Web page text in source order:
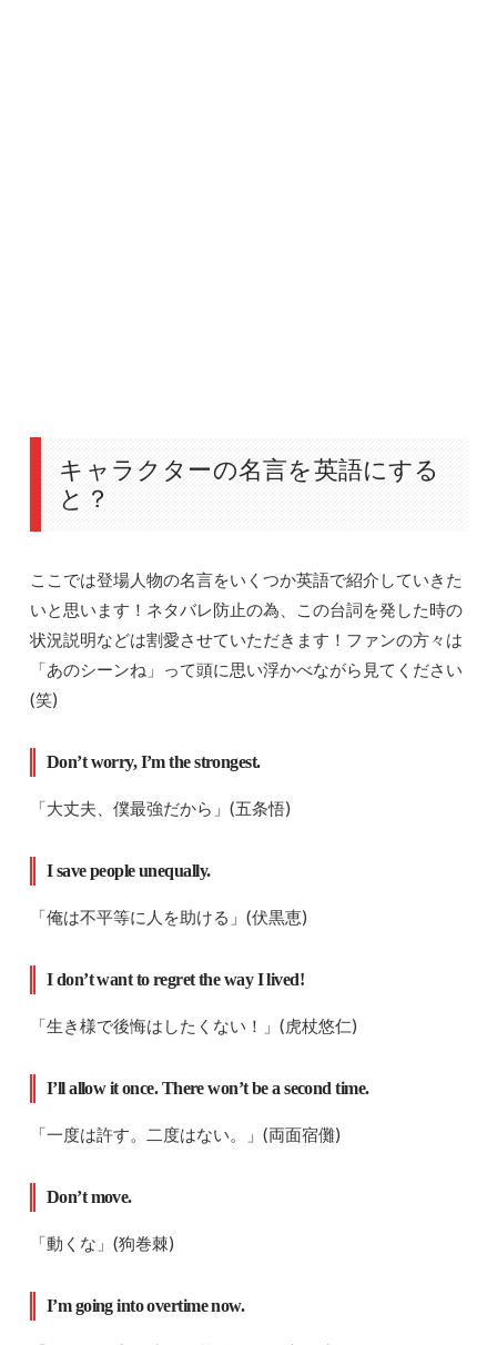
キャラクターの名言を英語にする
と？
ここでは登場人物の名言をいくつか英語で紹介していきた
いと思います！ネタバレ防止の為、この台詞を発した時の
状況説明などは割愛させていただきます！ファンの方々は
「あのシーンね」って頭に思い浮かべながら見てください
(笑)
Don’t worry, I’m the strongest.
「大丈夫、僕最強だから」(五条悟)
I save people unequally.
「俺は不平等に人を助ける」(伏黒恵)
I don’t want to regret the way I lived!
「生き様で後悔はしたくない！」(虎杖悠仁)
I’ll allow it once. There won’t be a second time.
「一度は許す。二度はない。」(両面宿儺)
Don’t move.
「動くな」(狗巻棘)
I’m going into overtime now.